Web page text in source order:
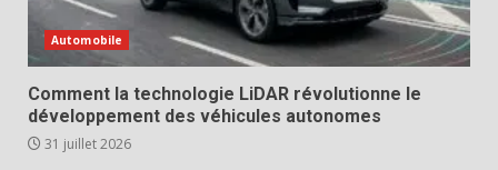
Automobile
Comment la technologie LiDAR révolutionne le
développement des véhicules autonomes
31 juillet 2026